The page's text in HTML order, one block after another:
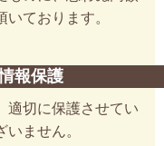
ております。
報保護
適切に保護させてい
ません。